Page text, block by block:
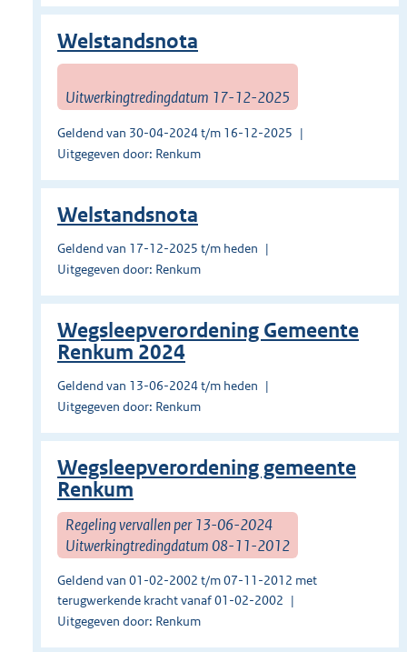
Welstandsnota
Uitwerkingtredingdatum 17-12-2025
Geldend van 30-04-2024 t/m 16-12-2025
Uitgegeven door: Renkum
Welstandsnota
Geldend van 17-12-2025 t/m heden
Uitgegeven door: Renkum
Wegsleepverordening Gemeente
Renkum 2024
Geldend van 13-06-2024 t/m heden
Uitgegeven door: Renkum
Wegsleepverordening gemeente
Renkum
Regeling vervallen per 13-06-2024
Uitwerkingtredingdatum 08-11-2012
Geldend van 01-02-2002 t/m 07-11-2012 met
terugwerkende kracht vanaf 01-02-2002
Uitgegeven door: Renkum